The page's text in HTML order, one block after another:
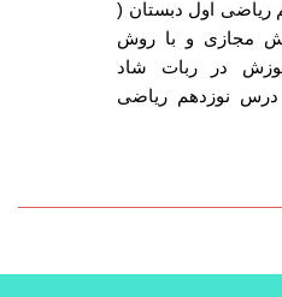
ریاضی اول دبستان (
مجازی و با روش
در ربات شاد
درس نوزدهم ریاضی